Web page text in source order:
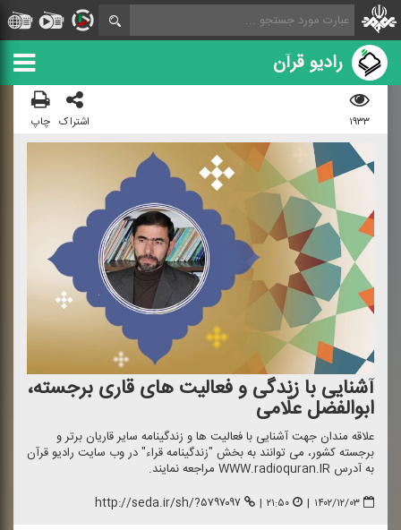
رادیو قرآن
۱۹۳۳ اشتراک چاپ
آشنایی با زندگی و فعالیت های قاری برجسته،
ابوالفضل علّامی
علاقه مندان جهت آشنایی با فعالیت ها و زندگینامه سایر قاریان برتر و
برجسته كشور، می توانند به بخش "زندگینامه قراء" در وب سایت رادیو قرآن
به آدرس WWW.radioquran.IR مراجعه نمایند.
۱۴۰۲/۱۲/۰۳ | ۲۱:۵۰ | http://seda.ir/sh/?۵۷۹۷۰۹۷